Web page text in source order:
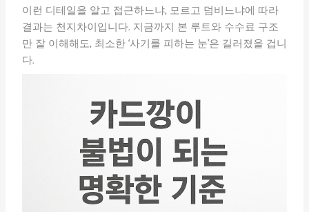
이런 디테일을 알고 접근하느냐, 모르고 덤비느냐에 따라
결과는 천지차이입니다. 지금까지 본 루트와 수수료 구조
만 잘 이해해도, 최소한 ‘사기를 피하는 눈’은 길러졌을 겁니
다.